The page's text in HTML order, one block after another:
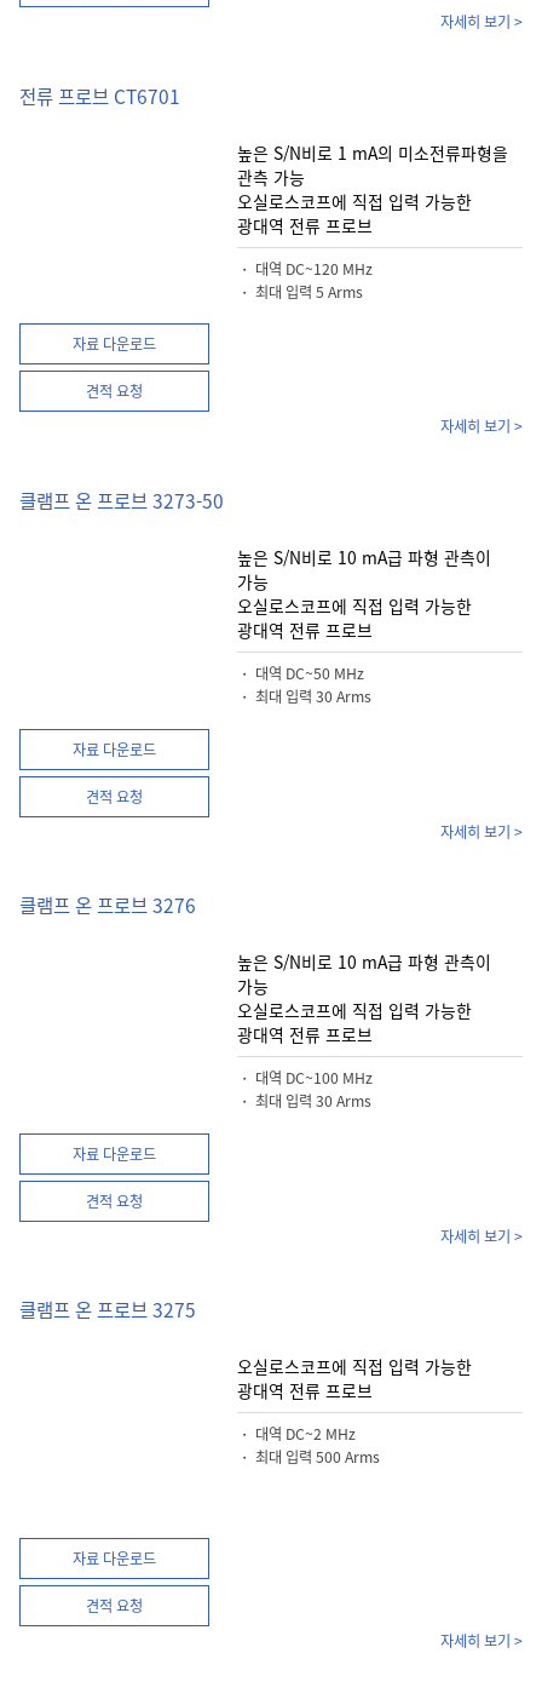
자세히 보기 >
전류 프로브 CT6701
자료 다운로드
견적 요청
높은 S/N비로 1 mA의 미소전류파형을
관측 가능
오실로스코프에 직접 입력 가능한
광대역 전류 프로브
・ 대역 DC~120 MHz
・ 최대 입력 5 Arms
자세히 보기 >
클램프 온 프로브 3273-50
자료 다운로드
견적 요청
높은 S/N비로 10 mA급 파형 관측이
가능
오실로스코프에 직접 입력 가능한
광대역 전류 프로브
・ 대역 DC~50 MHz
・ 최대 입력 30 Arms
자세히 보기 >
클램프 온 프로브 3276
자료 다운로드
견적 요청
높은 S/N비로 10 mA급 파형 관측이
가능
오실로스코프에 직접 입력 가능한
광대역 전류 프로브
・ 대역 DC~100 MHz
・ 최대 입력 30 Arms
자세히 보기 >
클램프 온 프로브 3275
자료 다운로드
견적 요청
오실로스코프에 직접 입력 가능한
광대역 전류 프로브
・ 대역 DC~2 MHz
・ 최대 입력 500 Arms
자세히 보기 >